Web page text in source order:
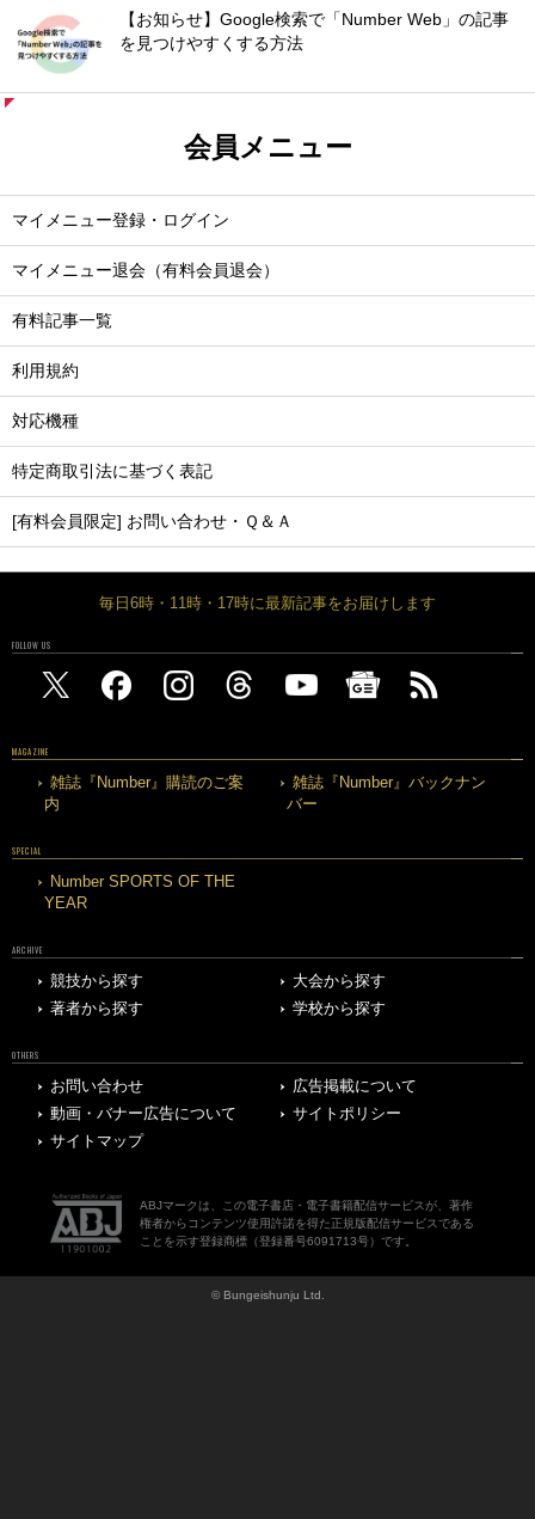
【お知らせ】Google検索で「Number Web」の記事
を見つけやすくする方法
会員メニュー
マイメニュー登録・ログイン
マイメニュー退会（有料会員退会）
有料記事一覧
利用規約
対応機種
特定商取引法に基づく表記
[有料会員限定] お問い合わせ・Ｑ＆Ａ
毎日6時・11時・17時に最新記事をお届けします
FOLLOW US
MAGAZINE
雑誌『Number』購読のご案
内
雑誌『Number』バックナン
バー
SPECIAL
Number SPORTS OF THE
YEAR
ARCHIVE
競技から探す
大会から探す
著者から探す
学校から探す
OTHERS
お問い合わせ
広告掲載について
動画・バナー広告について
サイトポリシー
サイトマップ
ABJマークは、この電子書店・電子書籍配信サービスが、著作
権者からコンテンツ使用許諾を得た正規版配信サービスである
ことを示す登録商標（登録番号6091713号）です。
© Bungeishunju Ltd.